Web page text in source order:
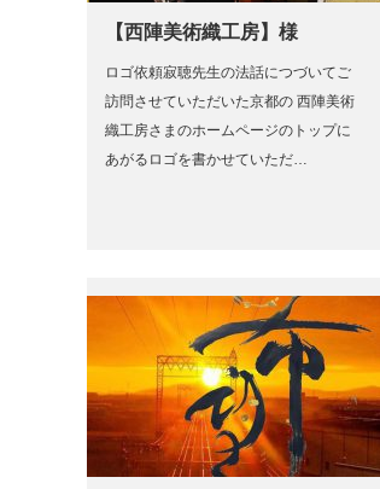
【西陣美術織工房】様
ロゴ依頼寂聴先生の法話につづいてご
訪問させていただいた京都の 西陣美術
織工房さまのホームページのトップに
あがるロゴを書かせていただ…